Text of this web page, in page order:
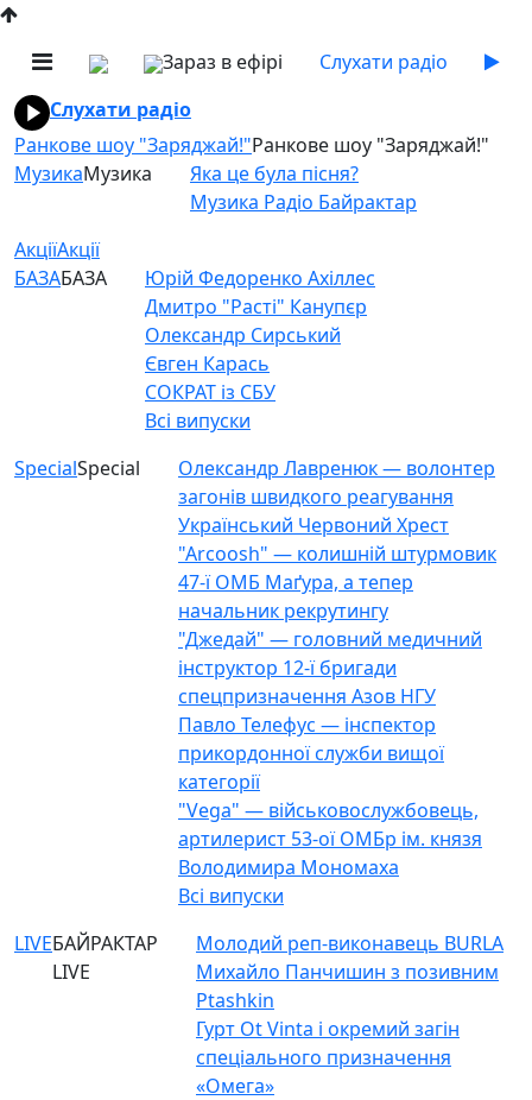
Зараз в ефірі
Слухати радіо
Слухати радіо
Ранкове шоу "Заряджай!"Ранкове шоу "Заряджай!"
МузикаМузика
Яка це була пісня?
Музика Радіо Байрактар
АкціїАкції
БАЗАБАЗА
Юрій Федоренко Ахіллес
Дмитро "Расті" Канупєр
Олександр Сирський
Євген Карась
СОКРАТ із СБУ
Всі випуски
SpecialSpecial
Олександр Лавренюк — волонтер
загонів швидкого реагування
Український Червоний Хрест
"Arcoosh" — колишній штурмовик
47-ї ОМБ Маґура, а тепер
начальник рекрутингу
"Джедай" — головний медичний
інструктор 12-ї бригади
спецпризначення Азов НГУ
Павло Телефус — інспектор
прикордонної служби вищої
категорії
"Vega" — військовослужбовець,
артилерист 53-ої ОМБр ім. князя
Володимира Мономаха
Всі випуски
LIVEБАЙРАКТАР
LIVE
Молодий реп-виконавець BURLA
Михайло Панчишин з позивним
Ptashkin
Гурт Ot Vinta і окремий загін
спеціального призначення
«Омега»